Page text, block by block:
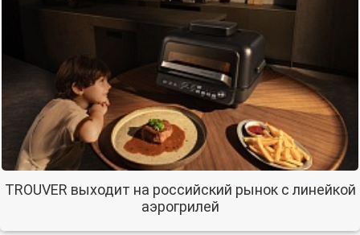
TROUVER выходит на российский рынок с линейкой
аэрогрилей